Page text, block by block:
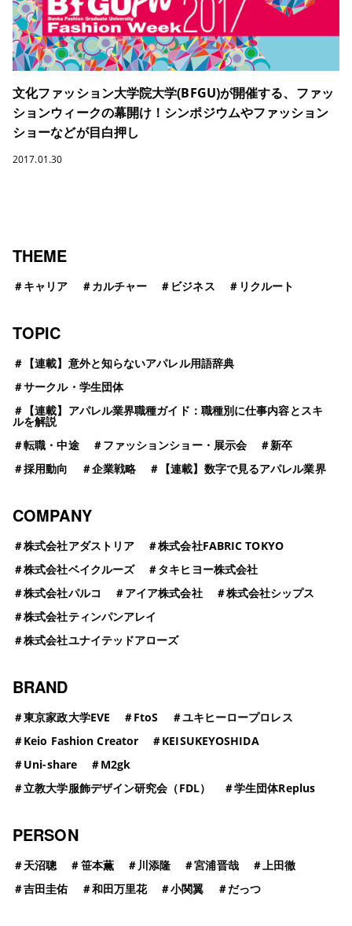
文化ファッション大学院大学(BFGU)が開催する、ファッ
ションウィークの幕開け！シンポジウムやファッション
ショーなどが目白押し
2017.01.30
THEME
＃キャリア ＃カルチャー ＃ ビジネス ＃ リクルート
TOPIC
＃ 【連載】意外と知らないアパレル用語辞典
＃サークル・学生団体
＃ 【連載】アパレル業界職種ガイド：職種別に仕事内容とスキ
ルを解説
＃転職・中途 ＃ファッションショー・展示会 ＃新卒
＃採用動向 ＃企業戦略 ＃ 【連載】数字で見るアパレル業界
COMPANY
＃株式会社アダストリア ＃株式会社FABRIC TOKYO
＃株式会社ベイクルーズ ＃タキヒヨー株式会社
＃株式会社パルコ ＃アイア株式会社 ＃株式会社シップス
＃株式会社ティンパンアレイ
＃株式会社ユナイテッドアローズ
BRAND
＃東京家政大学EVE ＃FtoS ＃ユキヒーロープロレス
＃Keio Fashion Creator ＃KEISUKEYOSHIDA
＃Uni-share ＃M2gk
＃立教大学服飾デザイン研究会（FDL） ＃学生団体Replus
PERSON
＃天沼聰 ＃笹本薫 ＃ 川添隆 ＃宮浦晋哉 ＃ 上田徹
＃吉田圭佑 ＃和田万里花 ＃小関翼 ＃だっつ